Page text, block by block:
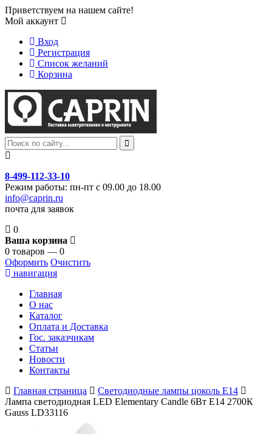
Приветствуем на нашем сайте!
Мой аккаунт
Вход
Регистрация
Список желаний
Корзина
8-499-112-33-10
Режим работы: пн-пт с 09.00 до 18.00
info@caprin.ru
почта для заявок
0
Ваша корзина
0 товаров — 0
Оформить Очистить
навигация
Главная
О нас
Каталог
Оплата и Доставка
Гос. заказчикам
Статьи
Новости
Контакты
Главная страница
Светодиодные лампы цоколь E14
Лампа светодиодная LED Elementary Candle 6Вт Е14 2700К
Gauss LD33116